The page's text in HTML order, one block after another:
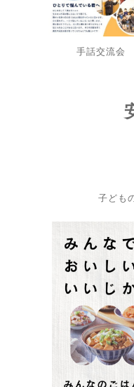
手話交流会
子ども